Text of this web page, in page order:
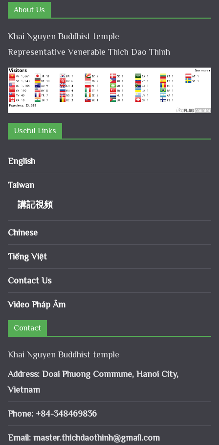
About Us
Khai Nguyen Buddhist temple
Representative Venerable Thich Dao Thinh
Useful Links
English
Taiwan
講記視頻
Chinese
Tiếng Việt
Contact Us
Video Pháp Âm
Contact
Khai Nguyen Buddhist temple
Address: Doai Phuong Commune, Hanoi City,
Vietnam
Phone: +84-348469836
Email: master.thichdaothinh@gmail.com